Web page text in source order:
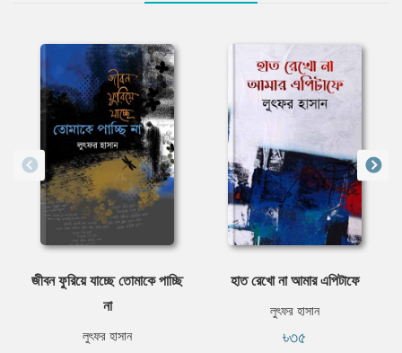
জীবন ফুরিয়ে যাচ্ছে তোমাকে পাচ্ছি
না
লুৎফর হাসান
হাত রেখো না আমার এপিটাফে
লুৎফর হাসান
৳৩৫